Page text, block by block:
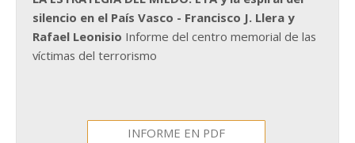
silencio en el País Vasco - Francisco J. Llera y
Rafael Leonisio Informe del centro memorial de las
víctimas del terrorismo
INFORME EN PDF